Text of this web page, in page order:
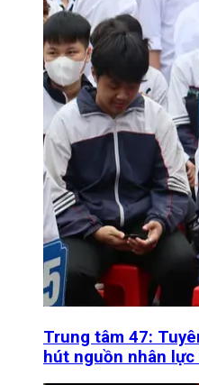
Trung tâm 47:
hút nguồn nhân